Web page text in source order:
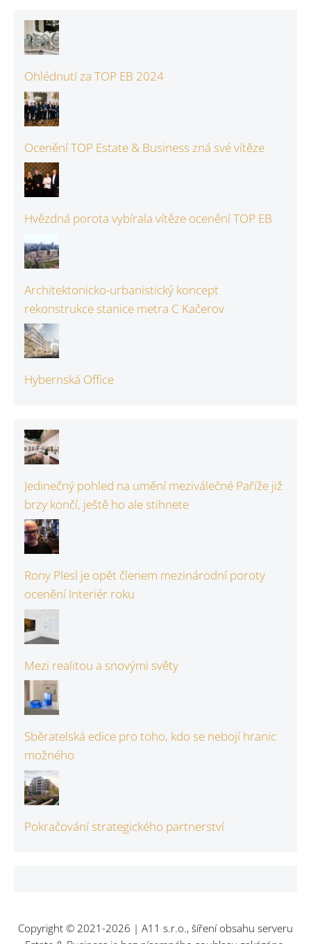
Ohlédnutí za TOP EB 2024
Ocenění TOP Estate & Business zná své vítěze
Hvězdná porota vybírala vítěze ocenění TOP EB
Architektonicko-urbanistický koncept
rekonstrukce stanice metra C Kačerov
Hybernská Office
Jedinečný pohled na umění meziválečné Paříže již
brzy končí, ještě ho ale stihnete
Rony Plesl je opět členem mezinárodní poroty
ocenění Interiér roku
Mezi realitou a snovými světy
Sběratelská edice pro toho, kdo se nebojí hranic
možného
Pokračování strategického partnerství
Copyright © 2021-2026 | A11 s.r.o., šíření obsahu serveru